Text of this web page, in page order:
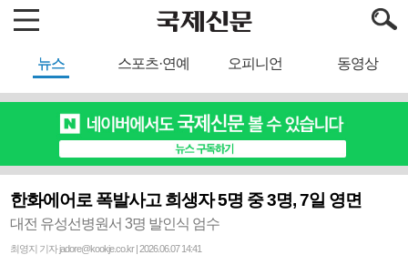
뉴스 스포츠·연예 오피니언 동영상
한화에어로 폭발사고 희생자 5명 중 3명, 7일 영면
대전 유성선병원서 3명 발인식 엄수
최영지 기자 jadore@kookje.co.kr | 2026.06.07 14:41